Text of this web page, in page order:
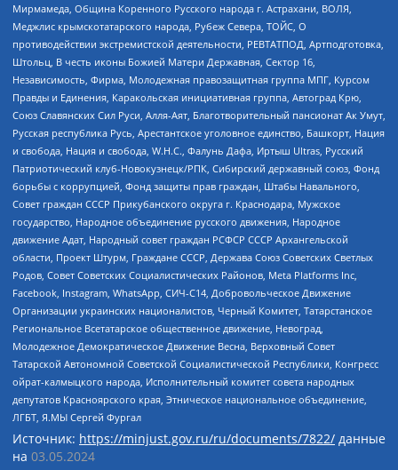
Мирмамеда, Община Коренного Русского народа г. Астрахани, ВОЛЯ,
Меджлис крымскотатарского народа, Рубеж Севера, ТОЙС, О
противодействии экстремистской деятельности, РЕВТАТПОД, Артподготовка,
Штольц, В честь иконы Божией Матери Державная, Сектор 16,
Независимость, Фирма, Молодежная правозащитная группа МПГ, Курсом
Правды и Единения, Каракольская инициативная группа, Автоград Крю,
Союз Славянских Сил Руси, Алля-Аят, Благотворительный пансионат Ак Умут,
Русская республика Русь, Арестантское уголовное единство, Башкорт, Нация
и свобода, Нация и свобода, W.H.С., Фалунь Дафа, Иртыш Ultras, Русский
Патриотический клуб-Новокузнецк/РПК, Сибирский державный союз, Фонд
борьбы с коррупцией, Фонд защиты прав граждан, Штабы Навального,
Совет граждан СССР Прикубанского округа г. Краснодара, Мужское
государство, Народное объединение русского движения, Народное
движение Адат, Народный совет граждан РСФСР СССР Архангельской
области, Проект Штурм, Граждане СССР, Держава Союз Советских Светлых
Родов, Совет Советских Социалистических Районов, Meta Platforms Inc,
Facebook, Instagram, WhatsApp, СИЧ-С14, Добровольческое Движение
Организации украинских националистов, Черный Комитет, Татарстанское
Региональное Всетатарское общественное движение, Невоград,
Молодежное Демократическое Движение Весна, Верховный Совет
Татарской Автономной Советской Социалистической Республики, Конгресс
ойрат-калмыцкого народа, Исполнительный комитет совета народных
депутатов Красноярского края, Этническое национальное объединение,
ЛГБТ, Я.МЫ Сергей Фургал
Источник: https://minjust.gov.ru/ru/documents/7822/ данные
на 03.05.2024